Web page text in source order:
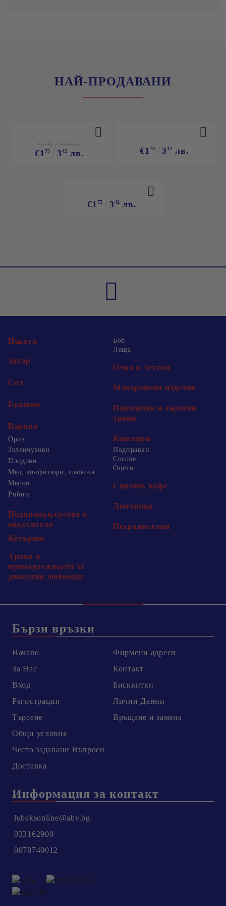
НАЙ-ПРОДАВАНИ
€175 342 лв. €170 332 лв.
€175 342 лв.
Пакети
Захар
Сол
Брашно
Варива
Ориз
Боб
Леща
Олио и Зехтин
Макаронени изделия
Пшенични и зърнени
храни
Консерви
Зеленчукови
Плодови
Мед, конфитюри, глюкоза
Месни
Рибни
Подправки,сосове и
овкусители
Подправки
Сосове
Оцети
Сиропи, кафе
Лютеница
Нехранителни
Кетъринг
Храна и
принадлежности за
домашни любимци
Бързи връзки
Начало
За Нас
Вход
Регистрация
Търсене
Общи условия
Честo задавани Въпроси
Доставка
Фирмени адреси
Контакт
Бисквитки
Лични Данни
Връщане и замяна
Информация за контакт
lubeksonline@abv.bg
033162900
0878740012